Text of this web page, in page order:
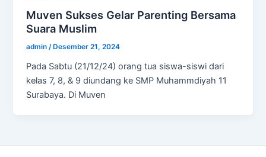
Muven Sukses Gelar Parenting Bersama
Suara Muslim
admin/ Desember 21, 2024
Pada Sabtu (21/12/24) orang tua siswa-siswi dari
kelas 7, 8, & 9 diundang ke SMP Muhammdiyah 11
Surabaya. Di Muven